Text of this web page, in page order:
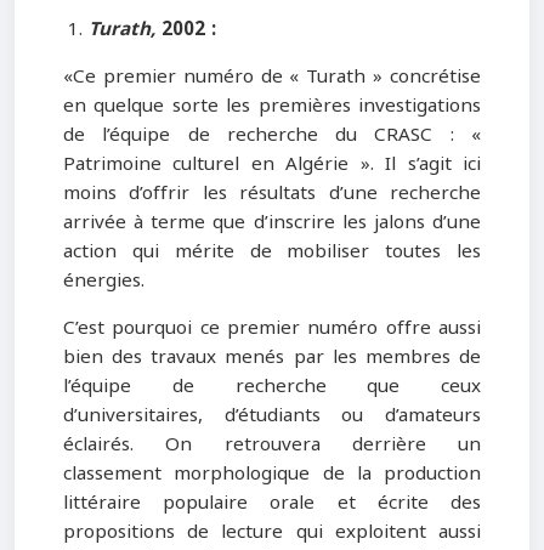
Turath, 2002 :
«Ce premier numéro de « Turath » concrétise
en quelque sorte les premières investigations
de l’équipe de recherche du CRASC : «
Patrimoine culturel en Algérie ». Il s’agit ici
moins d’offrir les résultats d’une recherche
arrivée à terme que d’inscrire les jalons d’une
action qui mérite de mobiliser toutes les
énergies.
C’est pourquoi ce premier numéro offre aussi
bien des travaux menés par les membres de
l’équipe de recherche que ceux
d’universitaires, d’étudiants ou d’amateurs
éclairés. On retrouvera derrière un
classement morphologique de la production
littéraire populaire orale et écrite des
propositions de lecture qui exploitent aussi